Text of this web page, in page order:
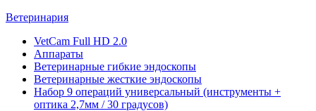
Ветеринария
VetCam Full HD 2.0
Аппараты
Ветеринарные гибкие эндоскопы
Ветеринарные жесткие эндоскопы
Набор 9 операций универсальный (инструменты +
оптика 2,7мм / 30 градусов)